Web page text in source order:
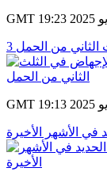
الثاني من الحمل
في الأشهر الأخيرة